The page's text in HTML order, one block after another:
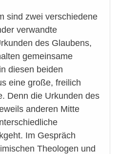
sind zwei verschiedene
verwandte
des Glaubens,
gemeinsame
diesen beiden
eine große, freilich
Denn die Urkunden des
anderen Mitte
Im Gespräch
Theologen und